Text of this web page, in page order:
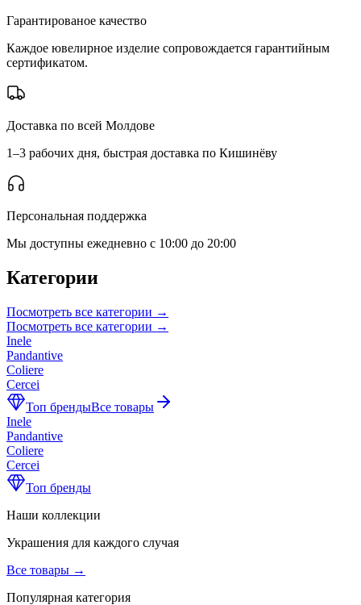
Гарантированое качество
Каждое ювелирное изделие сопровождается гарантийным
сертификатом.
Доставка по всей Молдове
1–3 рабочих дня, быстрая доставка по Кишинёву
Персональная поддержка
Мы доступны ежедневно с 10:00 до 20:00
Категории
Посмотреть все категории →
Посмотреть все категории →
Inele
Pandantive
Coliere
Cercei
Топ брендыВсе товары
Inele
Pandantive
Coliere
Cercei
Топ бренды
Наши коллекции
Украшения для каждого случая
Все товары →
Популярная категория